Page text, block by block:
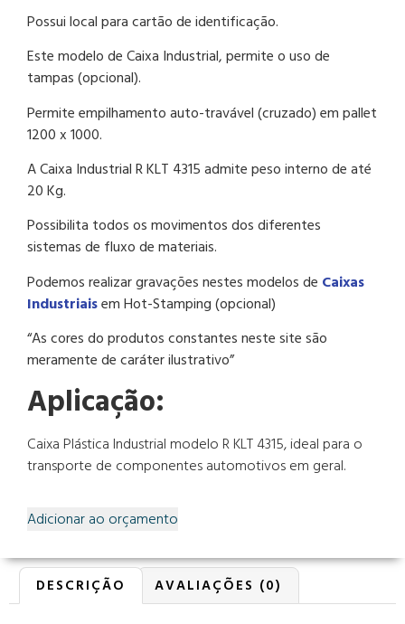
Possui local para cartão de identificação.
Este modelo de Caixa Industrial, permite o uso de
tampas (opcional).
Permite empilhamento auto-travável (cruzado) em pallet
1200 x 1000.
A Caixa Industrial R KLT 4315 admite peso interno de até
20 Kg.
Possibilita todos os movimentos dos diferentes
sistemas de fluxo de materiais.
Podemos realizar gravações nestes modelos de Caixas
Industriaisem Hot-Stamping (opcional)
“As cores do produtos constantes neste site são
meramente de caráter ilustrativo”
Aplicação:
Caixa Plástica Industrial modelo R KLT 4315, ideal para o
transporte de componentes automotivos em geral.
Adicionar ao orçamento
DESCRIÇÃO AVALIAÇÕES (0)